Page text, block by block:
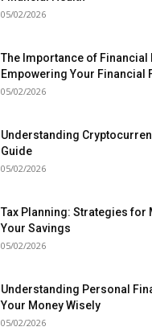
05/02/2026
The Importance of Financial
Empowering Your Financial
05/02/2026
Understanding
Guide
05/02/2026
Tax Planning: Strategies for
Your Savings
05/02/2026
Understanding Personal
Your Money Wisely
05/02/2026